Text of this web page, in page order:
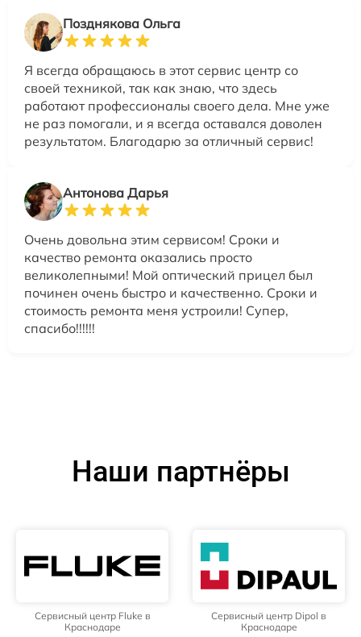
Позднякова Ольга
Я всегда обращаюсь в этот сервис центр со
своей техникой, так как знаю, что здесь
работают профессионалы своего дела. Мне уже
не раз помогали, и я всегда оставался доволен
результатом. Благодарю за отличный сервис!
Антонова Дарья
Очень довольна этим сервисом! Сроки и
качество ремонта оказались просто
великолепными! Мой оптический прицел был
починен очень быстро и качественно. Сроки и
стоимость ремонта меня устроили! Супер,
спасибо!!!!!!
Наши партнёры
Сервисный центр Fluke в
Краснодаре
Сервисный центр Dipol в
Краснодаре